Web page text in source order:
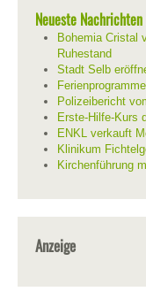
Neueste
Bohemia Cristal
Ruhestand
Stadt Selb
Polizeibericht
Erste-Hilfe-Kurs
ENKL verkauft
Klinikum
Kirchenführung
Anzeige